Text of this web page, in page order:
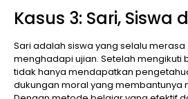
Kasus 3: Sari, Siswa
Sari adalah siswa yang selalu
menghadapi ujian. Setelah mengikuti
tidak hanya mendapatkan
dukungan moral yang membantunya